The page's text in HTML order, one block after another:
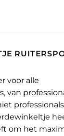
voor alle
van
om het